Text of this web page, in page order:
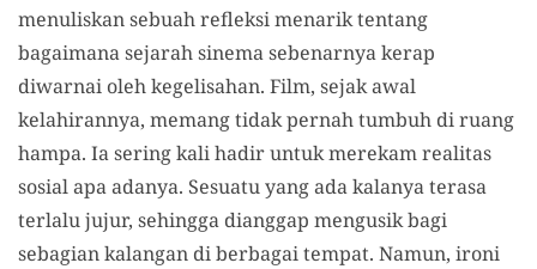
menuliskan sebuah refleksi menarik tentang
bagaimana sejarah sinema sebenarnya kerap
diwarnai oleh kegelisahan. Film, sejak awal
kelahirannya, memang tidak pernah tumbuh di ruang
hampa. Ia sering kali hadir untuk merekam realitas
sosial apa adanya. Sesuatu yang ada kalanya terasa
terlalu jujur, sehingga dianggap mengusik bagi
sebagian kalangan di berbagai tempat. Namun, ironi